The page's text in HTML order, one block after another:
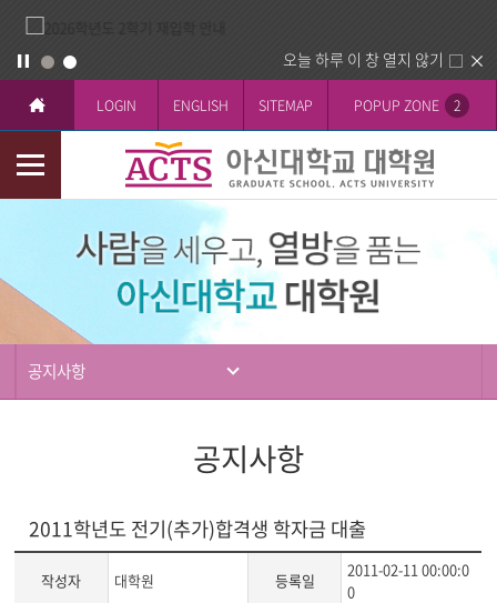
오늘 하루 이 창 열지 않기
LOGIN ENGLISH SITEMAP POPUP ZONE 2
모
바
공지사항
공지사항
2011학년도 전기(추가)합격생 학자금 대출
작성자 대학원 등록일
2011-02-11 00:00:0
0